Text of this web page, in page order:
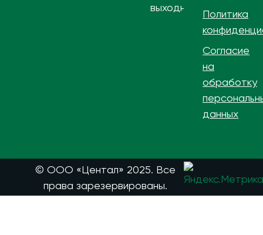
выходной
Политика
Согласие
на
обработку
данных
© ООО «Центал» 2025. Все
права зарезервированы.